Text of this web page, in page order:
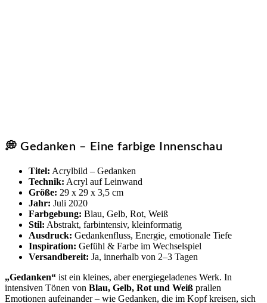
💭 Gedanken – Eine farbige Innenschau
Titel: Acrylbild – Gedanken
Technik: Acryl auf Leinwand
Größe: 29 x 29 x 3,5 cm
Jahr: Juli 2020
Farbgebung: Blau, Gelb, Rot, Weiß
Stil: Abstrakt, farbintensiv, kleinformatig
Ausdruck: Gedankenfluss, Energie, emotionale Tiefe
Inspiration: Gefühl & Farbe im Wechselspiel
Versandbereit: Ja, innerhalb von 2–3 Tagen
„Gedanken“ ist ein kleines, aber energiegeladenes Werk. In
intensiven Tönen von Blau, Gelb, Rot und Weiß prallen
Emotionen aufeinander – wie Gedanken, die im Kopf kreisen, sich